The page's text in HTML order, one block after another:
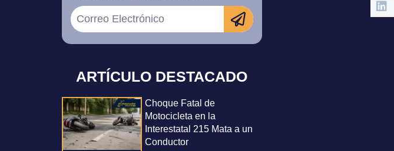
ARTÍCULO DESTACADO
Choque Fatal de
Motocicleta en la
Interestatal 215 Mata a un
Conductor